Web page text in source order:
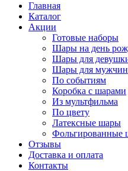
Главная
Каталог
Акции
Готовые наборы
Шары на день
Шары для
Шары для мужчин
По событиям
Коробка с шарами
Из мультфильма
По цвету
Латексные шары
Фольгированные
Отзывы
Доставка и оплата
Контакты